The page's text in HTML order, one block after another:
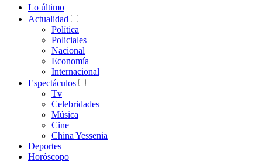
Lo último
Actualidad
Política
Policiales
Nacional
Economía
Internacional
Espectáculos
Tv
Celebridades
Música
Cine
China Yessenia
Deportes
Horóscopo